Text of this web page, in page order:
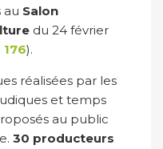
au Salon
du 24 février
176).
réalisées par les
et temps
au public
30 producteurs